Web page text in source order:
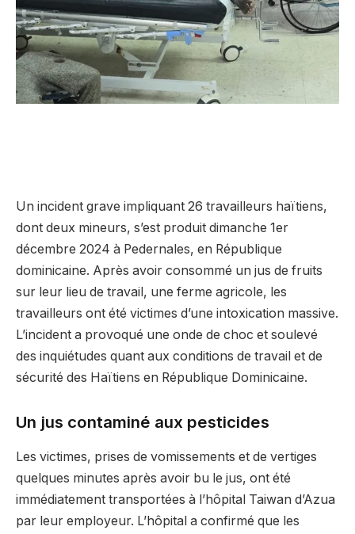
Un incident grave impliquant 26 travailleurs haïtiens,
dont deux mineurs, s’est produit dimanche 1er
décembre 2024 à Pedernales, en République
dominicaine. Après avoir consommé un jus de fruits
sur leur lieu de travail, une ferme agricole, les
travailleurs ont été victimes d’une intoxication massive.
L’incident a provoqué une onde de choc et soulevé
des inquiétudes quant aux conditions de travail et de
sécurité des Haïtiens en République Dominicaine.
Un jus contaminé aux pesticides
Les victimes, prises de vomissements et de vertiges
quelques minutes après avoir bu le jus, ont été
immédiatement transportées à l’hôpital Taiwan d’Azua
par leur employeur. L’hôpital a confirmé que les